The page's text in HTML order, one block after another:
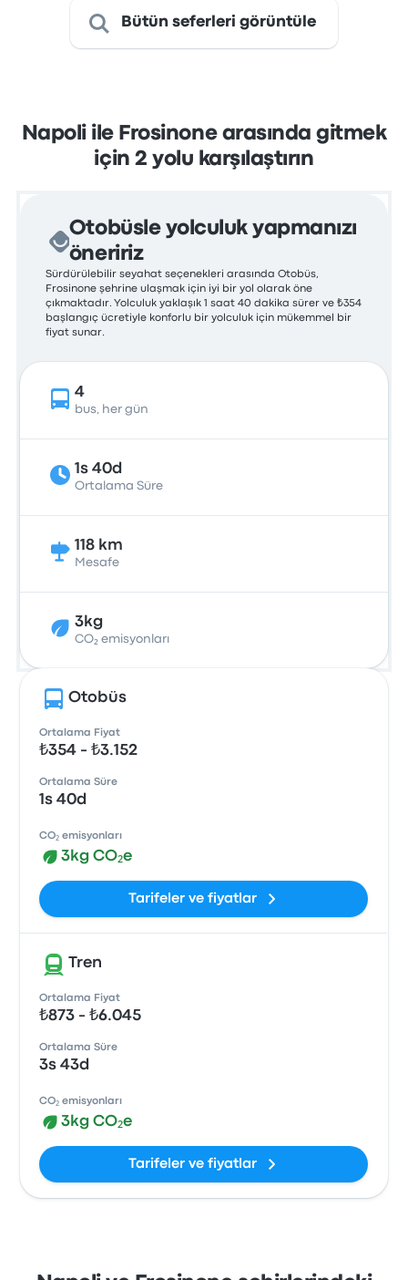
Bütün seferleri görüntüle
Napoli ile Frosinone arasında gitmek
için 2 yolu karşılaştırın
Otobüsle yolculuk yapmanızı
öneririz
Sürdürülebilir seyahat seçenekleri arasında Otobüs,
Frosinone şehrine ulaşmak için iyi bir yol olarak öne
çıkmaktadır. Yolculuk yaklaşık 1 saat 40 dakika sürer ve ₺354
başlangıç ücretiyle konforlu bir yolculuk için mükemmel bir
fiyat sunar.
4
bus, her gün
1s 40d
Ortalama Süre
118 km
Mesafe
3kg
CO₂ emisyonları
Otobüs
Ortalama Fiyat
₺354 - ₺3.152
Ortalama Süre
1s 40d
CO₂ emisyonları
3kg CO₂e
Tarifeler ve fiyatlar
Tren
Ortalama Fiyat
₺873 - ₺6.045
Ortalama Süre
3s 43d
CO₂ emisyonları
3kg CO₂e
Tarifeler ve fiyatlar